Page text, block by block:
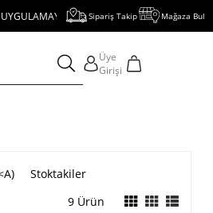
İNDİR, 1000 TL VE ÜZERİ ALIŞVERİŞE 250
Sipariş Takip Mağaza Bul
Üye
Girişi
Stoktakiler
9 Ürün